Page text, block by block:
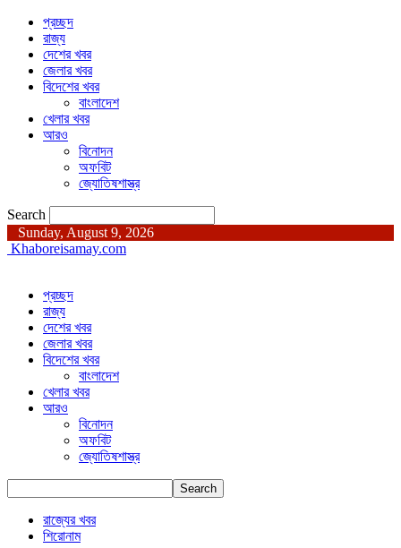
প্রচ্ছদ
রাজ্য
দেশের খবর
জেলার খবর
বিদেশের খবর
বাংলাদেশ
খেলার খবর
আরও
বিনোদন
অফবিট
জ্যোতিষশাস্ত্র
Search
Sunday, August 9, 2026
Khaboreisamay.com
প্রচ্ছদ
রাজ্য
দেশের খবর
জেলার খবর
বিদেশের খবর
বাংলাদেশ
খেলার খবর
আরও
বিনোদন
অফবিট
জ্যোতিষশাস্ত্র
রাজ্যের খবর
শিরোনাম